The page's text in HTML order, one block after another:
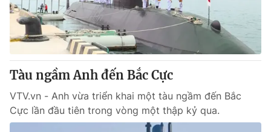
Tàu ngầm Anh đến Bắc Cực
VTV.vn - Anh vừa triển khai một tàu ngầm đến Bắc
Cực lần đầu tiên trong vòng một thập kỷ qua.